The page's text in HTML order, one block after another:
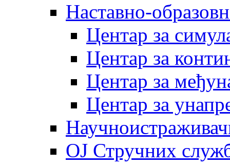
Наставно-
Центар за
Центар за
Центар за
Центар за
OJ Стручних